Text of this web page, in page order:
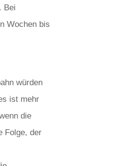
Bei
Wochen bis
würden
ist mehr
die
Folge, der